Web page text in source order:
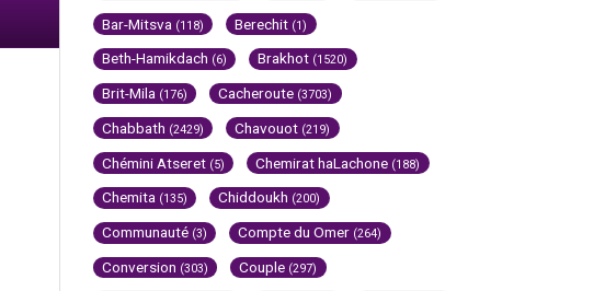
Bar-Mitsva (118) Berechit (1)
Beth-Hamikdach (6) Brakhot (1520)
Brit-Mila (176) Cacheroute (3703)
Chabbath (2429) Chavouot (219)
Chémini Atseret (5) Chemirat haLachone (188)
Chemita (135) Chiddoukh (200)
Communauté (3) Compte du Omer (264)
Conversion (303) Couple (297)